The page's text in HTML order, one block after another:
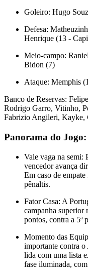
Goleiro: Hugo
Defesa:
Henrique (13 -
Meio-campo:
Bidon (7)
Ataque: Memphis
Banco de Reservas:
Rodrigo Garro, Vitinho,
Fabrizio Angileri, Kayke,
Panorama do Jogo:
Vale vaga na semi:
vencedor avança
Em caso de
pênaltis.
Fator Casa: A
campanha superior
pontos, contra a 5ª
Momento das
importante contra o
lida com uma lista
fase iluminada,